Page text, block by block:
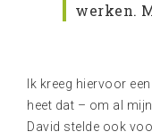
werken.
Ik kreeg hiervoor
heet dat – om al
David stelde ook